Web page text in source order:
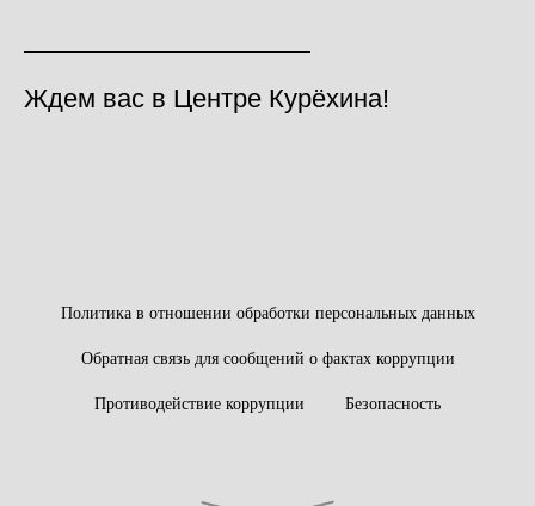
Ждем вас в Центре Курёхина!
Политика в отношении обработки персональных данных
Обратная связь для сообщений о фактах коррупции
Противодействие коррупции Безопасность